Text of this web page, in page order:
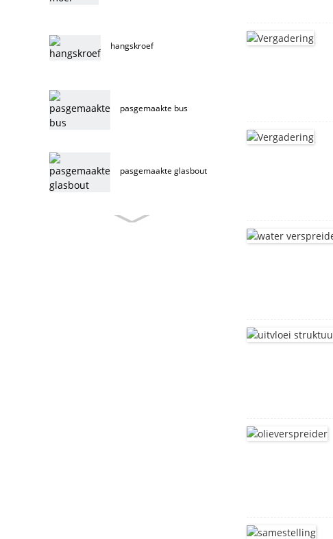
hangskroef
pasgemaakte bus
pasgemaakte glasbout